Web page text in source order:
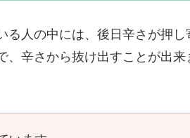
人の中には、後日辛さが押し
辛さから抜け出すことが出来